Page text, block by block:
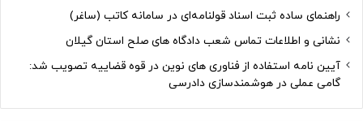
راهنمای ساده ثبت اسناد قولنامه‌ای در سامانه کاتب (ساغر)
نشانی و اطلاعات تماس شعب دادگاه های صلح استان گیلان
آیین نامه استفاده از فناوری های نوین در قوه قضاییه تصویب شد:
گامی عملی در هوشمندسازی دادرسی